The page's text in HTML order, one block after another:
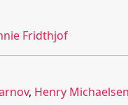
Fridthjof
, Henry